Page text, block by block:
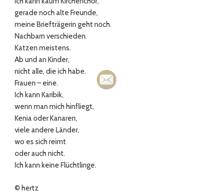
gerade noch alte Freunde,
meine Briefträgerin geht noch.
Nachbarn verschieden.
Katzen meistens.
Ab und an Kinder,
nicht alle, die ich habe.
Frauen – eine.
Ich kann Karibik,
wenn man mich hinfliegt,
Kenia oder Kanaren,
viele andere Länder,
wo es sich reimt
oder auch nicht.
Ich kann keine Flüchtlinge.
© hertz